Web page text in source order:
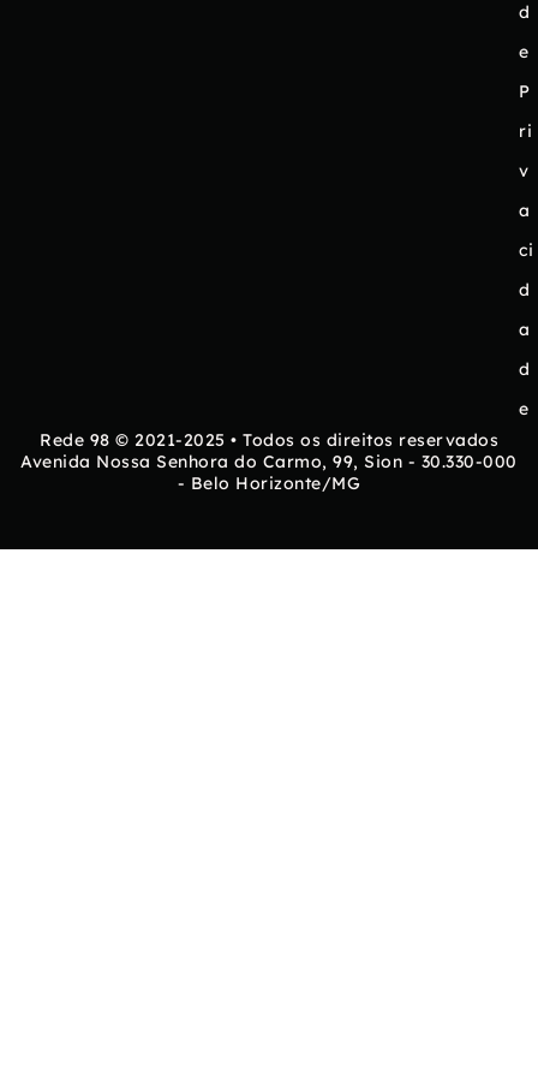
d
e
P
ri
v
a
ci
d
a
d
e
Rede 98 © 2021-2025 • Todos os direitos reservados
Avenida Nossa Senhora do Carmo, 99, Sion - 30.330-000
- Belo Horizonte/MG